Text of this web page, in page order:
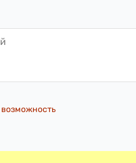
возможность